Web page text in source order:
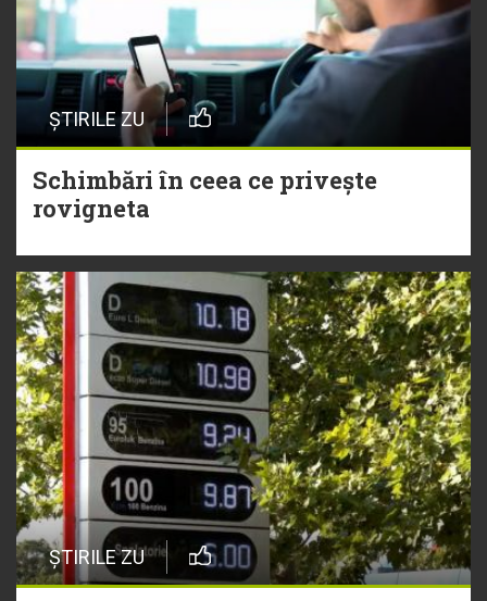
ȘTIRILE ZU
Schimbări în ceea ce privește
rovigneta
ȘTIRILE ZU